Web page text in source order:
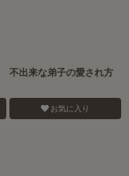
不出来な弟子の愛され方
お気に入り